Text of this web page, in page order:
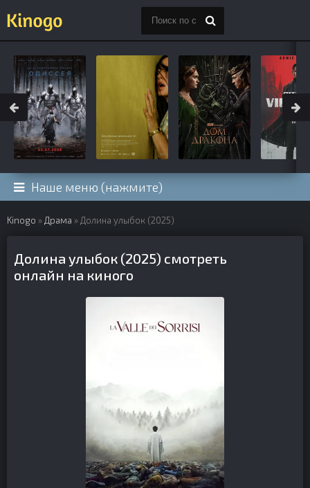
Наше меню (нажмите)
Kinogo » Драма » Долина улыбок (2025)
Долина улыбок (2025) смотреть
онлайн на киного